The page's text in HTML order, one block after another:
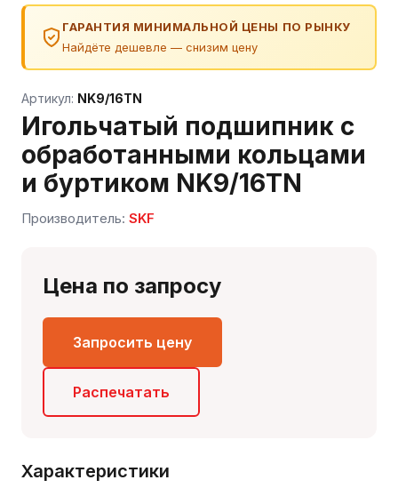
ГАРАНТИЯ МИНИМАЛЬНОЙ ЦЕНЫ ПО РЫНКУ
Найдёте дешевле — снизим цену
Артикул: NK9/16TN
Игольчатый подшипник с
обработанными кольцами
и буртиком NK9/16TN
Производитель: SKF
Цена по запросу
Запросить цену
Распечатать
Характеристики
подшипникам